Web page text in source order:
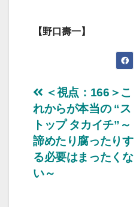
【野口壽一】
投
稿
ナ
ビ
＜視点：166＞こ
れからが本当の “ス
トップ タカイチ”～
諦めたり腐ったりす
る必要はまったくな
い～